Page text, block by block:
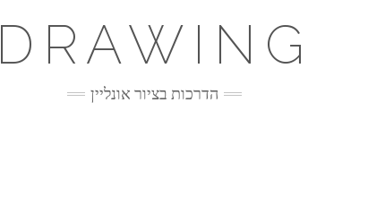
DRAWING
הדרכות בציור אונליין